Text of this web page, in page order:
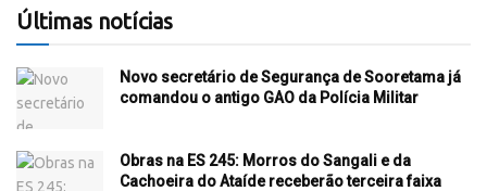
Últimas notícias
Novo secretário de Segurança de Sooretama já
comandou o antigo GAO da Polícia Militar
Obras na ES 245: Morros do Sangali e da
Cachoeira do Ataíde receberão terceira faixa